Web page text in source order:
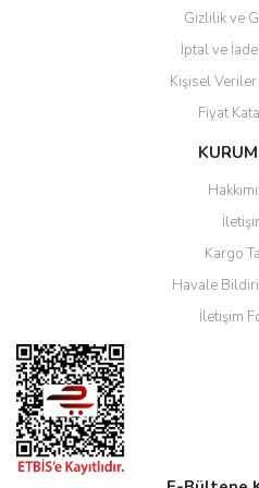
Gizlilik ve
İptal ve
Kişisel Veriler
Fiyat
Kargo
Havale
İletişim